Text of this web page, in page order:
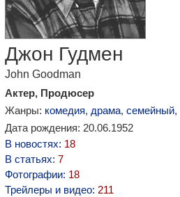
Джон Гудмен
John Goodman
Актер, Продюсер
Жанры: комедия, драма, семейный,
Дата рождения: 20.06.1952
В новостях: 18
В статьях: 7
Фотографии: 18
Трейлеры и видео: 211